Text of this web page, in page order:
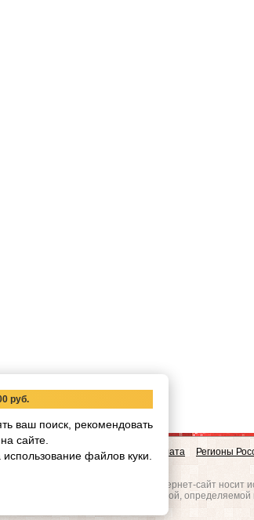
Статьи Новинки Доставка и Оплата Регионы
внимание на то, что данный интернет-сайт носит
не является публичной офертой,
руб.
ваш поиск, рекомендовать
сайте.
файлов куки.